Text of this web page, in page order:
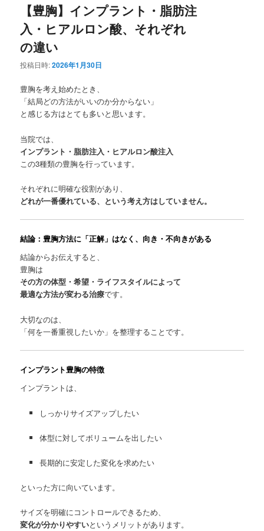
【豊胸】インプラント・脂肪注
入・ヒアルロン酸、それぞれ
の違い
投稿日時:2026年1月30日
豊胸を考え始めたとき、
「結局どの方法がいいのか分からない」
と感じる方はとても多いと思います。
当院では、
インプラント・脂肪注入・ヒアルロン酸注入
この3種類の豊胸を行っています。
それぞれに明確な役割があり、
どれが一番優れている、という考え方はしていません。
結論：豊胸方法に「正解」はなく、向き・不向きがある
結論からお伝えすると、
豊胸は
その方の体型・希望・ライフスタイルによって
最適な方法が変わる治療です。
大切なのは、
「何を一番重視したいか」を整理することです。
インプラント豊胸の特徴
インプラントは、
しっかりサイズアップしたい
体型に対してボリュームを出したい
長期的に安定した変化を求めたい
といった方に向いています。
サイズを明確にコントロールできるため、
変化が分かりやすいというメリットがあります。